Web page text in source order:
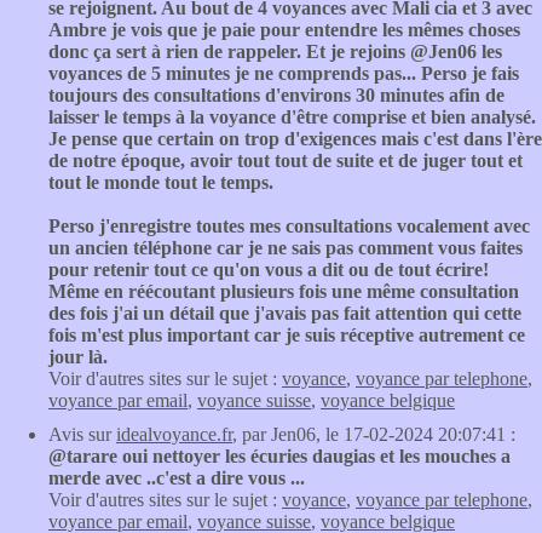
se rejoignent. Au bout de 4 voyances avec Mali cia et 3 avec
Ambre je vois que je paie pour entendre les mêmes choses
donc ça sert à rien de rappeler. Et je rejoins @Jen06 les
voyances de 5 minutes je ne comprends pas... Perso je fais
toujours des consultations d'environs 30 minutes afin de
laisser le temps à la voyance d'être comprise et bien analysé.
Je pense que certain on trop d'exigences mais c'est dans l'ère
de notre époque, avoir tout tout de suite et de juger tout et
tout le monde tout le temps.
Perso j'enregistre toutes mes consultations vocalement avec
un ancien téléphone car je ne sais pas comment vous faites
pour retenir tout ce qu'on vous a dit ou de tout écrire!
Même en réécoutant plusieurs fois une même consultation
des fois j'ai un détail que j'avais pas fait attention qui cette
fois m'est plus important car je suis réceptive autrement ce
jour là.
Voir d'autres sites sur le sujet : voyance, voyance par telephone,
voyance par email, voyance suisse, voyance belgique
Avis suridealvoyance.fr, par Jen06, le 17-02-2024 20:07:41 :
@tarare oui nettoyer les écuries daugias et les mouches a
merde avec ..c'est a dire vous ...
Voir d'autres sites sur le sujet : voyance, voyance par telephone,
voyance par email, voyance suisse, voyance belgique